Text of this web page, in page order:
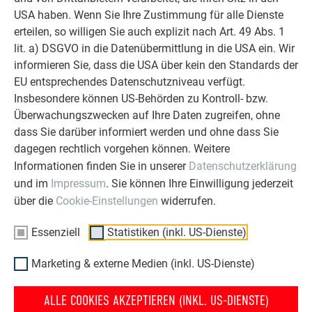
USA haben. Wenn Sie Ihre Zustimmung für alle Dienste
erteilen, so willigen Sie auch explizit nach Art. 49 Abs. 1
lit. a) DSGVO in die Datenübermittlung in die USA ein. Wir
informieren Sie, dass die USA über kein den Standards der
EU entsprechendes Datenschutzniveau verfügt.
Insbesondere können US-Behörden zu Kontroll- bzw.
Überwachungszwecken auf Ihre Daten zugreifen, ohne
dass Sie darüber informiert werden und ohne dass Sie
dagegen rechtlich vorgehen können. Weitere
Informationen finden Sie in unserer Datenschutzerklärung
und im Impressum. Sie können Ihre Einwilligung jederzeit
über die Cookie-Einstellungen widerrufen.
Essenziell Statistiken (inkl. US-Dienste)
Marketing & externe Medien (inkl. US-Dienste)
ALLE COOKIES AKZEPTIEREN (INKL. US-DIENSTE)
ERFAHRUNGSBERICHTE LESEN
PREFA SANIERUNGSGALERIE
OBJEKTE VOR UND NACH DER SANIERUNG